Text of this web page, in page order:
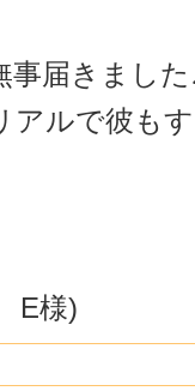
事届きました
アルで彼も
E様)